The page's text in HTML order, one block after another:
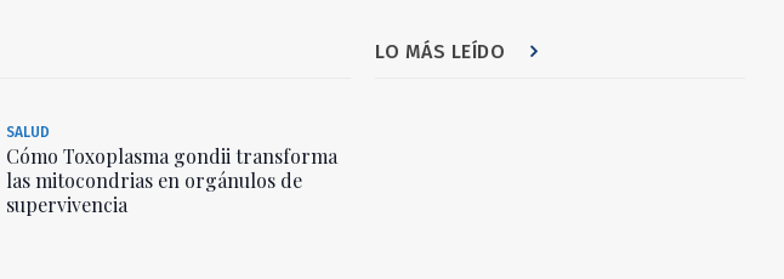
SALUD
Cómo Toxoplasma gondii transforma
las mitocondrias en orgánulos de
supervivencia
LO MÁS LEÍDO